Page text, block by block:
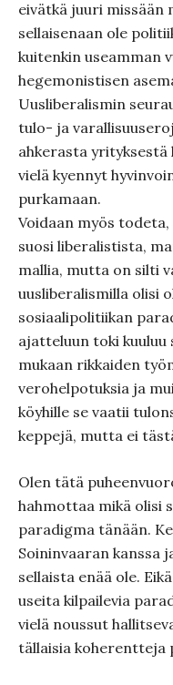
eivätkä juuri missään
sellaisenaan ole
kuitenkin useamman
hegemonistisen
Uusliberalismin
tulo- ja
ahkerasta yrityksestä
vielä kyennyt
purkamaan.
Voidaan myös
suosi liberalistista,
mallia, mutta on silti
uusliberalismilla olisi
sosiaalipolitiikan
ajatteluun toki kuuluu
mukaan rikkaiden
verohelpotuksia ja
köyhille se vaatii
keppejä, mutta ei
Olen tätä
hahmottaa mikä olisi
paradigma tänään.
Soininvaaran kanssa
sellaista enää ole.
useita kilpailevia
vielä noussut
tällaisia koherentteja